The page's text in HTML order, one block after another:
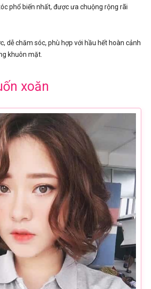
phổ biến nhất, được ưa chuộng rộng rãi
dễ chăm sóc, phù hợp với hầu hết hoàn cảnh
khuôn mặt.
xoăn